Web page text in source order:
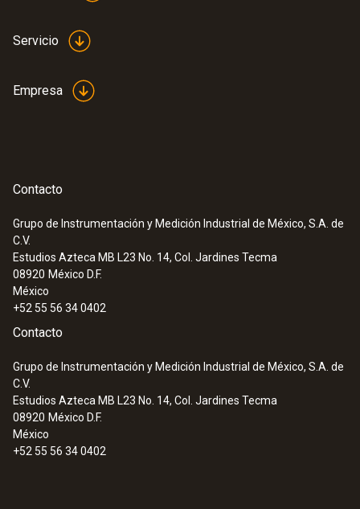
Servicio
Empresa
Contacto
Grupo de Instrumentación y Medición Industrial de México, S.A. de
C.V.
Estudios Azteca MB L23 No. 14, Col. Jardines Tecma
08920 México D.F.
México
+52 55 56 34 0402
Contacto
Grupo de Instrumentación y Medición Industrial de México, S.A. de
C.V.
Estudios Azteca MB L23 No. 14, Col. Jardines Tecma
08920 México D.F.
México
+52 55 56 34 0402